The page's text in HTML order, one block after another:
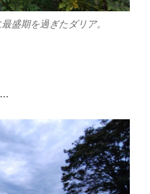
盛期を過ぎたダリア。
…